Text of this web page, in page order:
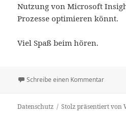
Nutzung von Microsoft
Prozesse optimieren könnt.
Viel Spaß beim hören.
Schreibe einen Kommentarzu
Datenschutz Stolz präsentiert von